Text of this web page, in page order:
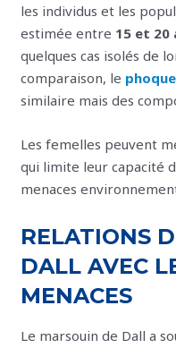
les individus et les
estimée entre 15 et 20
quelques cas isolés de
comparaison, le
similaire mais des
Les femelles peuvent
qui limite leur capacité
menaces
RELATIONS
DALL AVEC
MENACES
Le marsouin de Dall a